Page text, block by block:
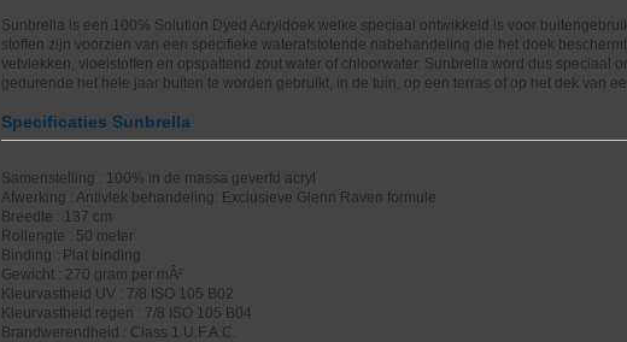
Sunbrella is een 100% Solution Dyed Acryldoek welke speciaal ontwikkeld is voor
stoffen zijn voorzien van een specifieke waterafstotende nabehandeling die het doek
vetvlekken, vloeistoffen en opspattend zout water of chloorwater. Sunbrella word dus speciaal
gedurende het hele jaar buiten te worden gebruikt, in de tuin, op een terras of op het dek van
Specificaties Sunbrella
Samenstelling : 100% in de massa geverfd acryl
Afwerking : Antivlek behandeling: Exclusieve Glenn Raven formule
Breedte : 137 cm
Rollengte : 50 meter
Binding : Plat binding
Gewicht : 270 gram per mÂ²
Kleurvastheid UV : 7/8 ISO 105 B02
Kleurvastheid regen : 7/8 ISO 105 B04
Brandwerendheid : Class 1 U.F.A.C.